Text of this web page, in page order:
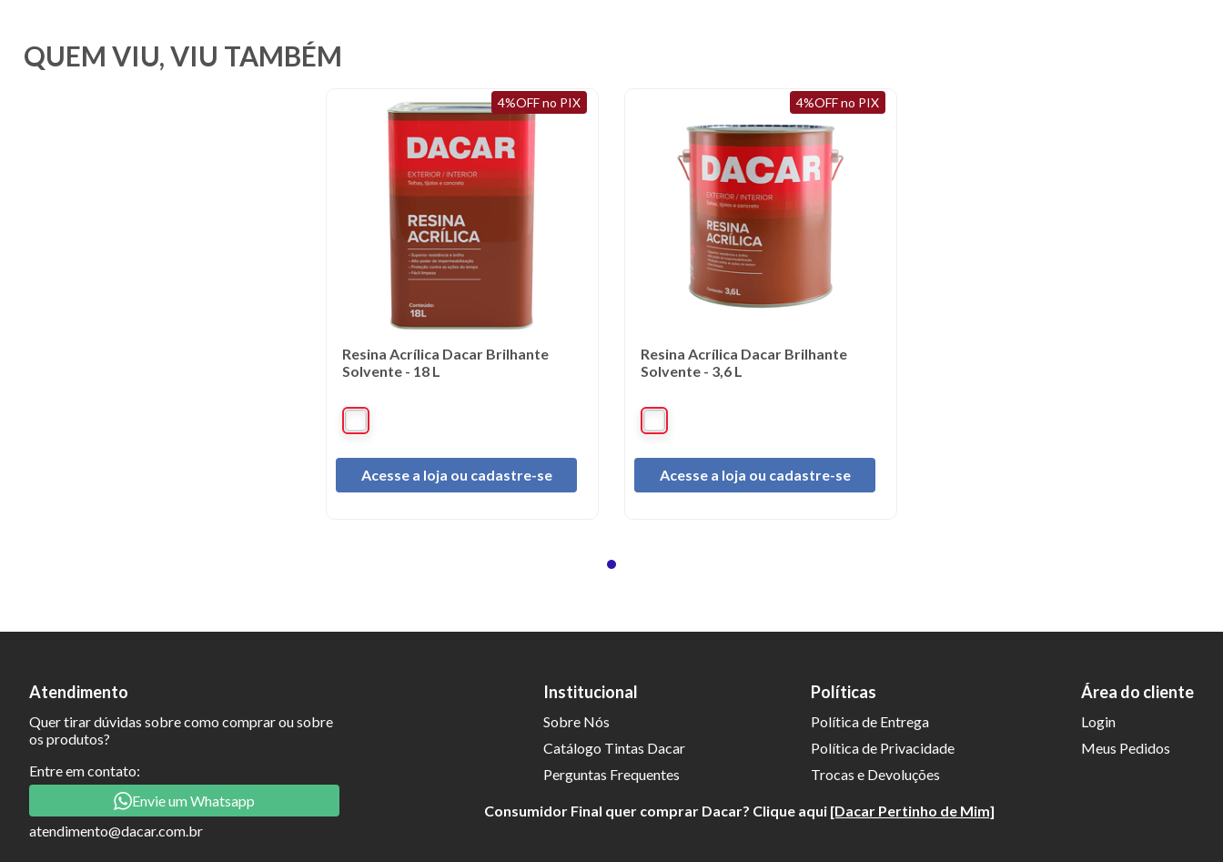
QUEM VIU, VIU TAMBÉM
4%OFF no PIX
Resina Acrílica Dacar Brilhante
Solvente - 18 L
Acesse a loja ou cadastre-se
4%OFF no PIX
Resina Acrílica Dacar Brilhante
Solvente - 3,6 L
Acesse a loja ou cadastre-se
Atendimento
Quer tirar dúvidas sobre como comprar ou sobre
os produtos?
Entre em contato:
Envie um Whatsapp
atendimento@dacar.com.br
Institucional
Sobre Nós
Catálogo Tintas Dacar
Perguntas Frequentes
Políticas
Política de Entrega
Política de Privacidade
Trocas e Devoluções
Área do cliente
Login
Meus Pedidos
Consumidor Final quer comprar Dacar? Clique aqui [Dacar Pertinho de Mim]